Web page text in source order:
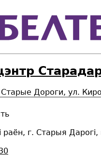
Дороги, ул.
г. Старыя Дарогі,